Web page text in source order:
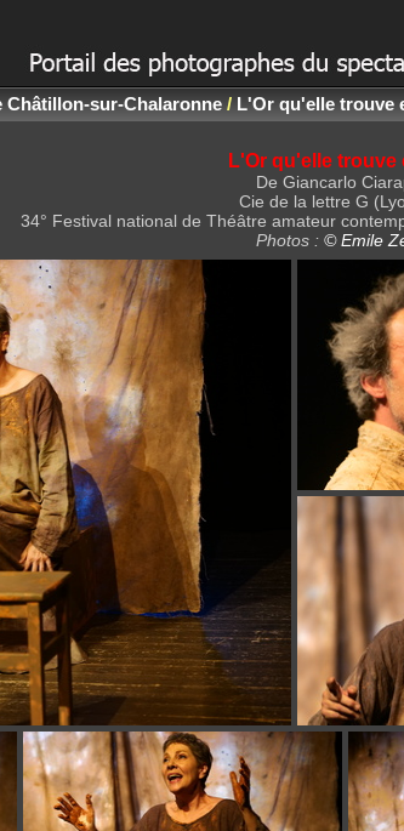
Châtillon-sur-Chalaronne/ L'Or qu'elle trouve
L'Or qu'elle trouve
De Giancarlo
Cie de la lettre G
34° Festival national de Théâtre amateur
Photos : © Emile